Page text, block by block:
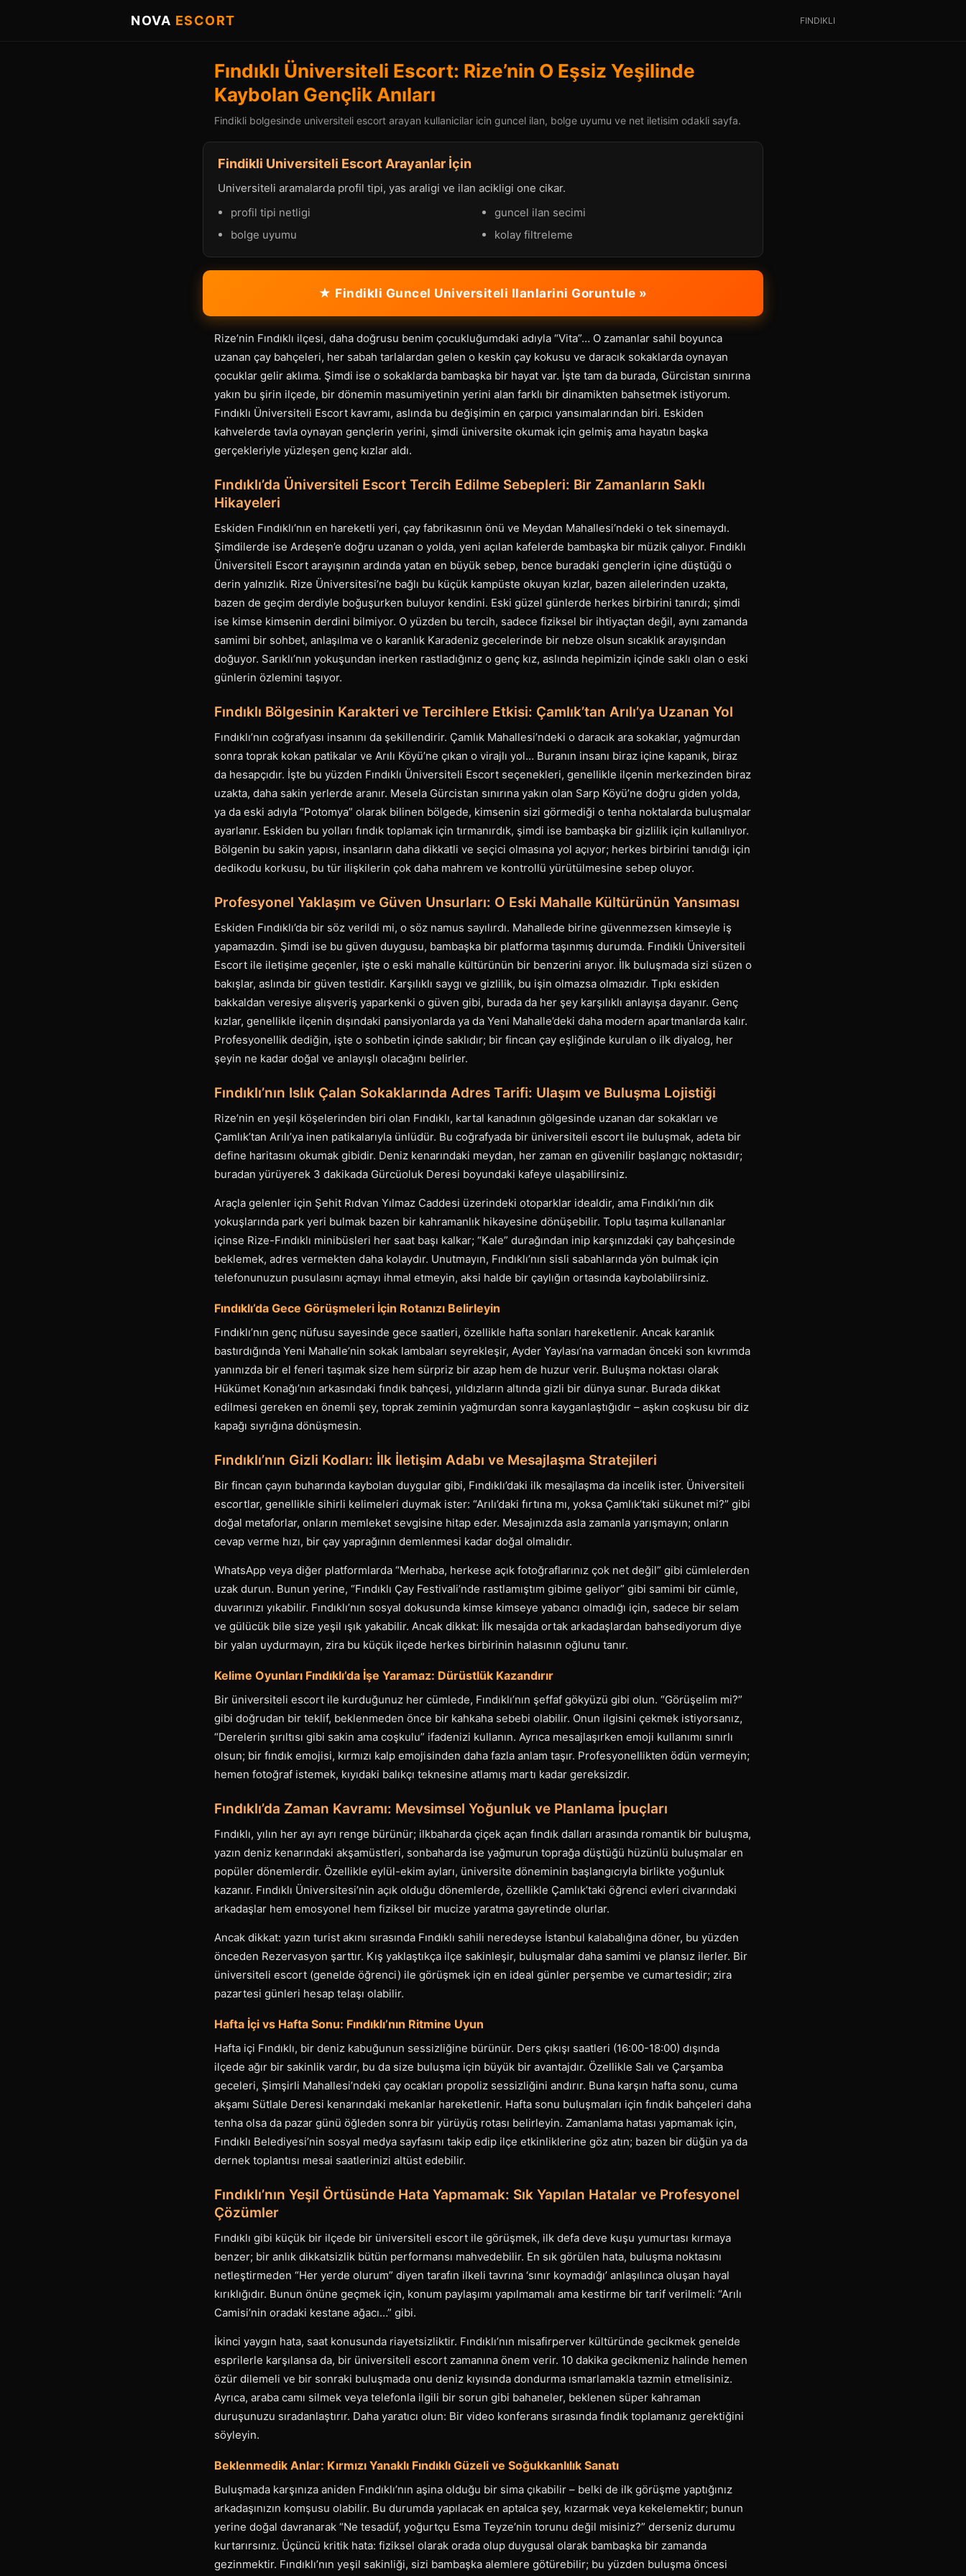
NOVA ESCORT FINDIKLI
Fındıklı Üniversiteli Escort: Rize’nin O Eşsiz Yeşilinde
Kaybolan Gençlik Anıları
Findikli bolgesinde universiteli escort arayan kullanicilar icin guncel ilan, bolge uyumu ve net iletisim odakli sayfa.
Findikli Universiteli Escort Arayanlar İçin
Universiteli aramalarda profil tipi, yas araligi ve ilan acikligi one cikar.
profil tipi netligi
guncel ilan secimi
bolge uyumu
kolay filtreleme
★ Findikli Guncel Universiteli Ilanlarini Goruntule »
Rize’nin Fındıklı ilçesi, daha doğrusu benim çocukluğumdaki adıyla “Vita”… O zamanlar sahil boyunca
uzanan çay bahçeleri, her sabah tarlalardan gelen o keskin çay kokusu ve daracık sokaklarda oynayan
çocuklar gelir aklıma. Şimdi ise o sokaklarda bambaşka bir hayat var. İşte tam da burada, Gürcistan sınırına
yakın bu şirin ilçede, bir dönemin masumiyetinin yerini alan farklı bir dinamikten bahsetmek istiyorum.
Fındıklı Üniversiteli Escort kavramı, aslında bu değişimin en çarpıcı yansımalarından biri. Eskiden
kahvelerde tavla oynayan gençlerin yerini, şimdi üniversite okumak için gelmiş ama hayatın başka
gerçekleriyle yüzleşen genç kızlar aldı.
Fındıklı’da Üniversiteli Escort Tercih Edilme Sebepleri: Bir Zamanların Saklı
Hikayeleri
Eskiden Fındıklı’nın en hareketli yeri, çay fabrikasının önü ve Meydan Mahallesi’ndeki o tek sinemaydı.
Şimdilerde ise Ardeşen’e doğru uzanan o yolda, yeni açılan kafelerde bambaşka bir müzik çalıyor. Fındıklı
Üniversiteli Escort arayışının ardında yatan en büyük sebep, bence buradaki gençlerin içine düştüğü o
derin yalnızlık. Rize Üniversitesi’ne bağlı bu küçük kampüste okuyan kızlar, bazen ailelerinden uzakta,
bazen de geçim derdiyle boğuşurken buluyor kendini. Eski güzel günlerde herkes birbirini tanırdı; şimdi
ise kimse kimsenin derdini bilmiyor. O yüzden bu tercih, sadece fiziksel bir ihtiyaçtan değil, aynı zamanda
samimi bir sohbet, anlaşılma ve o karanlık Karadeniz gecelerinde bir nebze olsun sıcaklık arayışından
doğuyor. Sarıklı’nın yokuşundan inerken rastladığınız o genç kız, aslında hepimizin içinde saklı olan o eski
günlerin özlemini taşıyor.
Fındıklı Bölgesinin Karakteri ve Tercihlere Etkisi: Çamlık’tan Arılı’ya Uzanan Yol
Fındıklı’nın coğrafyası insanını da şekillendirir. Çamlık Mahallesi’ndeki o daracık ara sokaklar, yağmurdan
sonra toprak kokan patikalar ve Arılı Köyü’ne çıkan o virajlı yol… Buranın insanı biraz içine kapanık, biraz
da hesapçıdır. İşte bu yüzden Fındıklı Üniversiteli Escort seçenekleri, genellikle ilçenin merkezinden biraz
uzakta, daha sakin yerlerde aranır. Mesela Gürcistan sınırına yakın olan Sarp Köyü’ne doğru giden yolda,
ya da eski adıyla “Potomya” olarak bilinen bölgede, kimsenin sizi görmediği o tenha noktalarda buluşmalar
ayarlanır. Eskiden bu yolları fındık toplamak için tırmanırdık, şimdi ise bambaşka bir gizlilik için kullanılıyor.
Bölgenin bu sakin yapısı, insanların daha dikkatli ve seçici olmasına yol açıyor; herkes birbirini tanıdığı için
dedikodu korkusu, bu tür ilişkilerin çok daha mahrem ve kontrollü yürütülmesine sebep oluyor.
Profesyonel Yaklaşım ve Güven Unsurları: O Eski Mahalle Kültürünün Yansıması
Eskiden Fındıklı’da bir söz verildi mi, o söz namus sayılırdı. Mahallede birine güvenmezsen kimseyle iş
yapamazdın. Şimdi ise bu güven duygusu, bambaşka bir platforma taşınmış durumda. Fındıklı Üniversiteli
Escort ile iletişime geçenler, işte o eski mahalle kültürünün bir benzerini arıyor. İlk buluşmada sizi süzen o
bakışlar, aslında bir güven testidir. Karşılıklı saygı ve gizlilik, bu işin olmazsa olmazıdır. Tıpkı eskiden
bakkaldan veresiye alışveriş yaparkenki o güven gibi, burada da her şey karşılıklı anlayışa dayanır. Genç
kızlar, genellikle ilçenin dışındaki pansiyonlarda ya da Yeni Mahalle’deki daha modern apartmanlarda kalır.
Profesyonellik dediğin, işte o sohbetin içinde saklıdır; bir fincan çay eşliğinde kurulan o ilk diyalog, her
şeyin ne kadar doğal ve anlayışlı olacağını belirler.
Fındıklı’nın Islık Çalan Sokaklarında Adres Tarifi: Ulaşım ve Buluşma Lojistiği
Rize’nin en yeşil köşelerinden biri olan Fındıklı, kartal kanadının gölgesinde uzanan dar sokakları ve
Çamlık’tan Arılı’ya inen patikalarıyla ünlüdür. Bu coğrafyada bir üniversiteli escort ile buluşmak, adeta bir
define haritasını okumak gibidir. Deniz kenarındaki meydan, her zaman en güvenilir başlangıç noktasıdır;
buradan yürüyerek 3 dakikada Gürcüoluk Deresi boyundaki kafeye ulaşabilirsiniz.
Araçla gelenler için Şehit Rıdvan Yılmaz Caddesi üzerindeki otoparklar idealdir, ama Fındıklı’nın dik
yokuşlarında park yeri bulmak bazen bir kahramanlık hikayesine dönüşebilir. Toplu taşıma kullananlar
içinse Rize-Fındıklı minibüsleri her saat başı kalkar; “Kale” durağından inip karşınızdaki çay bahçesinde
beklemek, adres vermekten daha kolaydır. Unutmayın, Fındıklı’nın sisli sabahlarında yön bulmak için
telefonunuzun pusulasını açmayı ihmal etmeyin, aksi halde bir çaylığın ortasında kaybolabilirsiniz.
Fındıklı’da Gece Görüşmeleri İçin Rotanızı Belirleyin
Fındıklı’nın genç nüfusu sayesinde gece saatleri, özellikle hafta sonları hareketlenir. Ancak karanlık
bastırdığında Yeni Mahalle’nin sokak lambaları seyrekleşir, Ayder Yaylası’na varmadan önceki son kıvrımda
yanınızda bir el feneri taşımak size hem sürpriz bir azap hem de huzur verir. Buluşma noktası olarak
Hükümet Konağı’nın arkasındaki fındık bahçesi, yıldızların altında gizli bir dünya sunar. Burada dikkat
edilmesi gereken en önemli şey, toprak zeminin yağmurdan sonra kayganlaştığıdır – aşkın coşkusu bir diz
kapağı sıyrığına dönüşmesin.
Fındıklı’nın Gizli Kodları: İlk İletişim Adabı ve Mesajlaşma Stratejileri
Bir fincan çayın buharında kaybolan duygular gibi, Fındıklı’daki ilk mesajlaşma da incelik ister. Üniversiteli
escortlar, genellikle sihirli kelimeleri duymak ister: “Arılı’daki fırtına mı, yoksa Çamlık’taki sükunet mi?” gibi
doğal metaforlar, onların memleket sevgisine hitap eder. Mesajınızda asla zamanla yarışmayın; onların
cevap verme hızı, bir çay yaprağının demlenmesi kadar doğal olmalıdır.
WhatsApp veya diğer platformlarda “Merhaba, herkese açık fotoğraflarınız çok net değil” gibi cümlelerden
uzak durun. Bunun yerine, “Fındıklı Çay Festivali’nde rastlamıştım gibime geliyor” gibi samimi bir cümle,
duvarınızı yıkabilir. Fındıklı’nın sosyal dokusunda kimse kimseye yabancı olmadığı için, sadece bir selam
ve gülücük bile size yeşil ışık yakabilir. Ancak dikkat: İlk mesajda ortak arkadaşlardan bahsediyorum diye
bir yalan uydurmayın, zira bu küçük ilçede herkes birbirinin halasının oğlunu tanır.
Kelime Oyunları Fındıklı’da İşe Yaramaz: Dürüstlük Kazandırır
Bir üniversiteli escort ile kurduğunuz her cümlede, Fındıklı’nın şeffaf gökyüzü gibi olun. “Görüşelim mi?”
gibi doğrudan bir teklif, beklenmeden önce bir kahkaha sebebi olabilir. Onun ilgisini çekmek istiyorsanız,
“Derelerin şırıltısı gibi sakin ama coşkulu” ifadenizi kullanın. Ayrıca mesajlaşırken emoji kullanımı sınırlı
olsun; bir fındık emojisi, kırmızı kalp emojisinden daha fazla anlam taşır. Profesyonellikten ödün vermeyin;
hemen fotoğraf istemek, kıyıdaki balıkçı teknesine atlamış martı kadar gereksizdir.
Fındıklı’da Zaman Kavramı: Mevsimsel Yoğunluk ve Planlama İpuçları
Fındıklı, yılın her ayı ayrı renge bürünür; ilkbaharda çiçek açan fındık dalları arasında romantik bir buluşma,
yazın deniz kenarındaki akşamüstleri, sonbaharda ise yağmurun toprağa düştüğü hüzünlü buluşmalar en
popüler dönemlerdir. Özellikle eylül-ekim ayları, üniversite döneminin başlangıcıyla birlikte yoğunluk
kazanır. Fındıklı Üniversitesi’nin açık olduğu dönemlerde, özellikle Çamlık’taki öğrenci evleri civarındaki
arkadaşlar hem emosyonel hem fiziksel bir mucize yaratma gayretinde olurlar.
Ancak dikkat: yazın turist akını sırasında Fındıklı sahili neredeyse İstanbul kalabalığına döner, bu yüzden
önceden Rezervasyon şarttır. Kış yaklaştıkça ilçe sakinleşir, buluşmalar daha samimi ve plansız ilerler. Bir
üniversiteli escort (genelde öğrenci) ile görüşmek için en ideal günler perşembe ve cumartesidir; zira
pazartesi günleri hesap telaşı olabilir.
Hafta İçi vs Hafta Sonu: Fındıklı’nın Ritmine Uyun
Hafta içi Fındıklı, bir deniz kabuğunun sessizliğine bürünür. Ders çıkışı saatleri (16:00-18:00) dışında
ilçede ağır bir sakinlik vardır, bu da size buluşma için büyük bir avantajdır. Özellikle Salı ve Çarşamba
geceleri, Şimşirli Mahallesi’ndeki çay ocakları propoliz sessizliğini andırır. Buna karşın hafta sonu, cuma
akşamı Sütlale Deresi kenarındaki mekanlar hareketlenir. Hafta sonu buluşmaları için fındık bahçeleri daha
tenha olsa da pazar günü öğleden sonra bir yürüyüş rotası belirleyin. Zamanlama hatası yapmamak için,
Fındıklı Belediyesi’nin sosyal medya sayfasını takip edip ilçe etkinliklerine göz atın; bazen bir düğün ya da
dernek toplantısı mesai saatlerinizi altüst edebilir.
Fındıklı’nın Yeşil Örtüsünde Hata Yapmamak: Sık Yapılan Hatalar ve Profesyonel
Çözümler
Fındıklı gibi küçük bir ilçede bir üniversiteli escort ile görüşmek, ilk defa deve kuşu yumurtası kırmaya
benzer; bir anlık dikkatsizlik bütün performansı mahvedebilir. En sık görülen hata, buluşma noktasını
netleştirmeden “Her yerde olurum” diyen tarafın ilkeli tavrına ‘sınır koymadığı’ anlaşılınca oluşan hayal
kırıklığıdır. Bunun önüne geçmek için, konum paylaşımı yapılmamalı ama kestirme bir tarif verilmeli: “Arılı
Camisi’nin oradaki kestane ağacı…” gibi.
İkinci yaygın hata, saat konusunda riayetsizliktir. Fındıklı’nın misafirperver kültüründe gecikmek genelde
esprilerle karşılansa da, bir üniversiteli escort zamanına önem verir. 10 dakika gecikmeniz halinde hemen
özür dilemeli ve bir sonraki buluşmada onu deniz kıyısında dondurma ısmarlamakla tazmin etmelisiniz.
Ayrıca, araba camı silmek veya telefonla ilgili bir sorun gibi bahaneler, beklenen süper kahraman
duruşunuzu sıradanlaştırır. Daha yaratıcı olun: Bir video konferans sırasında fındık toplamanız gerektiğini
söyleyin.
Beklenmedik Anlar: Kırmızı Yanaklı Fındıklı Güzeli ve Soğukkanlılık Sanatı
Buluşmada karşınıza aniden Fındıklı’nın aşina olduğu bir sima çıkabilir – belki de ilk görüşme yaptığınız
arkadaşınızın komşusu olabilir. Bu durumda yapılacak en aptalca şey, kızarmak veya kekelemektir; bunun
yerine doğal davranarak “Ne tesadüf, yoğurtçu Esma Teyze’nin torunu değil misiniz?” derseniz durumu
kurtarırsınız. Üçüncü kritik hata: fiziksel olarak orada olup duygusal olarak bambaşka bir zamanda
gezinmektir. Fındıklı’nın yeşil sakinliği, sizi bambaşka alemlere götürebilir; bu yüzden buluşma öncesi